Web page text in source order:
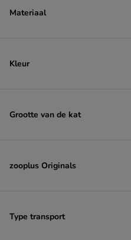
Materiaal
Kleur
Grootte van de kat
zooplus Originals
Type transport